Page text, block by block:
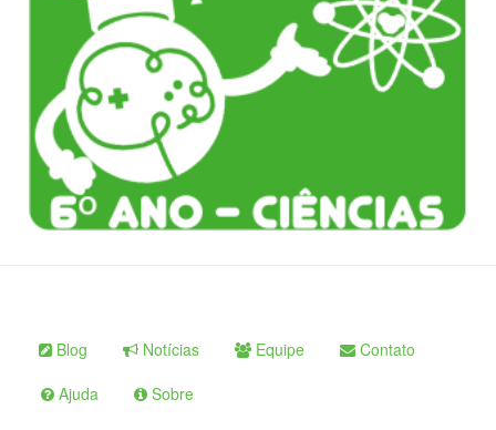
Blog Notícias Equipe
Contato
Ajuda
Sobre